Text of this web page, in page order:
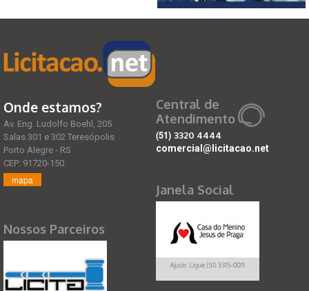
Onde estamos?
Av. Eng. Ludolfo Boehl, 205
Salas 301 e 302 Teresópolis
Porto Alegre - RS
CEP: 91720-150
mapa
Nossos Parceiros
Central de
Atendimento
(51) 3320 4444
comercial@licitacao.net
Janela Social